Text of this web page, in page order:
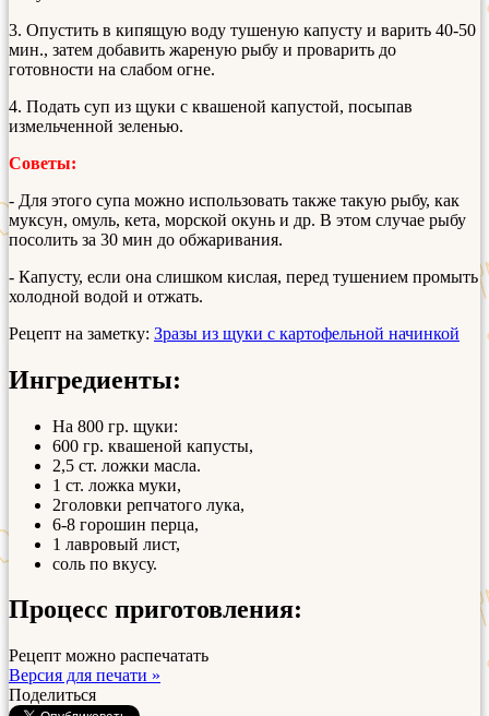
3. Опустить в кипящую воду тушеную капусту и варить 40-50
мин., затем добавить жареную рыбу и проварить до
готовности на слабом огне.
4. Подать суп из щуки с квашеной капустой, посыпав
измельченной зеленью.
Советы:
- Для этого супа можно использовать также такую рыбу, как
муксун, омуль, кета, морской окунь и др. В этом случае рыбу
посолить за 30 мин до обжаривания.
- Капусту, если она слишком кислая, перед тушением промыть
холодной водой и отжать.
Рецепт на заметку: Зразы из щуки с картофельной начинкой
Ингредиенты:
На 800 гр. щуки:
600 гр. квашеной капусты,
2,5 ст. ложки масла.
1 ст. ложка муки,
2головки репчатого лука,
6-8 горошин перца,
1 лавровый лист,
соль по вкусу.
Процесс приготовления:
Рецепт можно распечатать
Версия для печати »
Поделиться